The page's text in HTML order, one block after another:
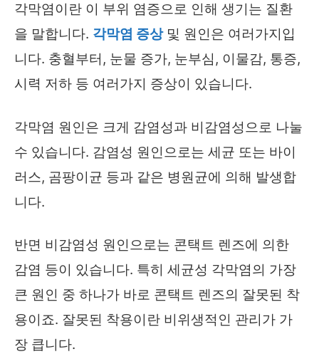
각막염이란 이 부위 염증으로 인해 생기는 질환
을 말합니다. 각막염 증상및 원인은 여러가지입
니다. 충혈부터, 눈물 증가, 눈부심, 이물감, 통증,
시력 저하 등 여러가지 증상이 있습니다.
각막염 원인은 크게 감염성과 비감염성으로 나눌
수 있습니다. 감염성 원인으로는 세균 또는 바이
러스, 곰팡이균 등과 같은 병원균에 의해 발생합
니다.
반면 비감염성 원인으로는 콘택트 렌즈에 의한
감염 등이 있습니다. 특히 세균성 각막염의 가장
큰 원인 중 하나가 바로 콘택트 렌즈의 잘못된 착
용이죠. 잘못된 착용이란 비위생적인 관리가 가
장 큽니다.